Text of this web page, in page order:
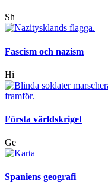
Sh
Fascism och nazism
Hi
Första världskriget
Ge
Spaniens geografi